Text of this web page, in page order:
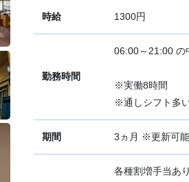
時給 1300円
勤務時間
06:00～21:00 の
※実働8時間
※通しシフト多
期間 3ヵ月 ※更新可能
各種割増手当あ